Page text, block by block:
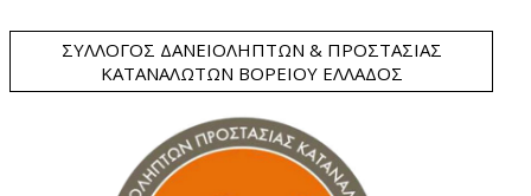
ΣΎΛΛΟΓΟΣ ΔΑΝΕΙΟΛΗΠΤΏΝ & ΠΡΟΣΤΑΣΊΑΣ
ΚΑΤΑΝΑΛΩΤΏΝ ΒΟΡΕΊΟΥ ΕΛΛΆΔΟΣ